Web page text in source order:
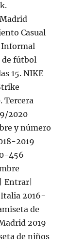
Casual
Informal
de fútbol
15. NIKE
Tercera
2020
y número
2019
456
Entrar|
Italia 2016-
de
2019-
de niños